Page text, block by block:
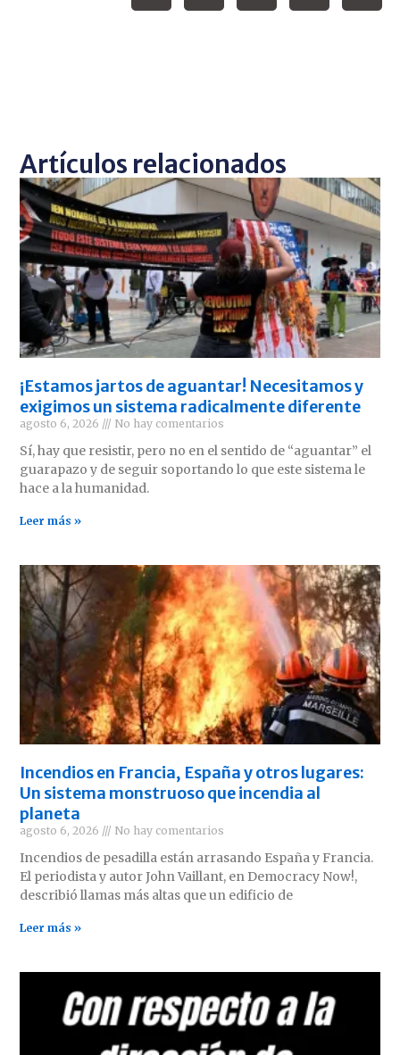
Artículos relacionados
¡Estamos jartos de aguantar! Necesitamos y
exigimos un sistema radicalmente diferente
agosto 6, 2026 No hay comentarios
Sí, hay que resistir, pero no en el sentido de “aguantar” el
guarapazo y de seguir soportando lo que este sistema le
hace a la humanidad.
Leer más »
Incendios en Francia, España y otros lugares:
Un sistema monstruoso que incendia al
planeta
agosto 6, 2026 No hay comentarios
Incendios de pesadilla están arrasando España y Francia.
El periodista y autor John Vaillant, en Democracy Now!,
describió llamas más altas que un edificio de
Leer más »